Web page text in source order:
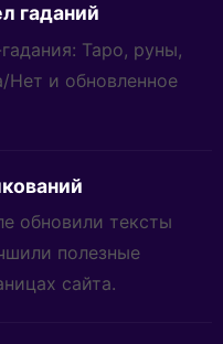
гаданий
Таро, руны,
и обновленное
обновили тексты
полезные
сайта.